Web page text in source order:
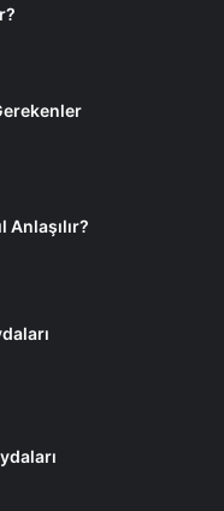
Anlaşılır?